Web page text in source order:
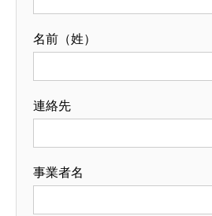
名前（姓）
連絡先
事業者名